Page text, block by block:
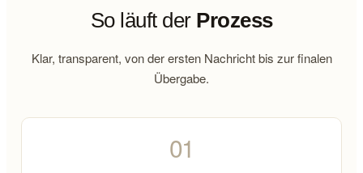
So läuft der Prozess
Klar, transparent, von der ersten Nachricht bis zur finalen
Übergabe.
01